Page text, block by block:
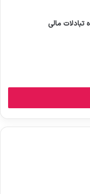
تبادلات مالی